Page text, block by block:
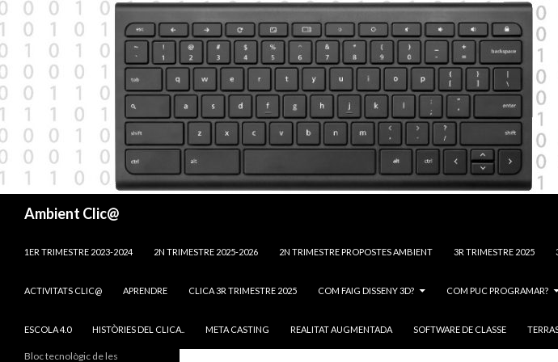
Ambient Clic@
1ER TRIMESTRE 2023-2024
2N TRIMESTRE 2025-2026 2N TRIMESTRE PROPOSTES AMBIENT 3R TRIMESTRE 2025
ACTIVITATS CLIC@ APRENDRE CLICA 3R TRIMESTRE 2025 COM FAIG DISSENY 3D? COM PUC PROGRAMAR?
ESCOLA 4.0 HISTÒRIES DEL CLICA.. META CASTING REALITAT AUGMENTADA SOFTWARE DE CLASSE
Bloc tecnològic de les